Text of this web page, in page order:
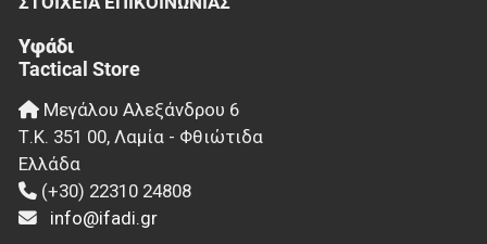
Υφάδι
Tactical Store
Μεγάλου Αλεξάνδρου 6
Τ.Κ. 351 00, Λαμία - Φθιώτιδα
Ελλάδα
(+30) 22310 24808
info@ifadi.gr